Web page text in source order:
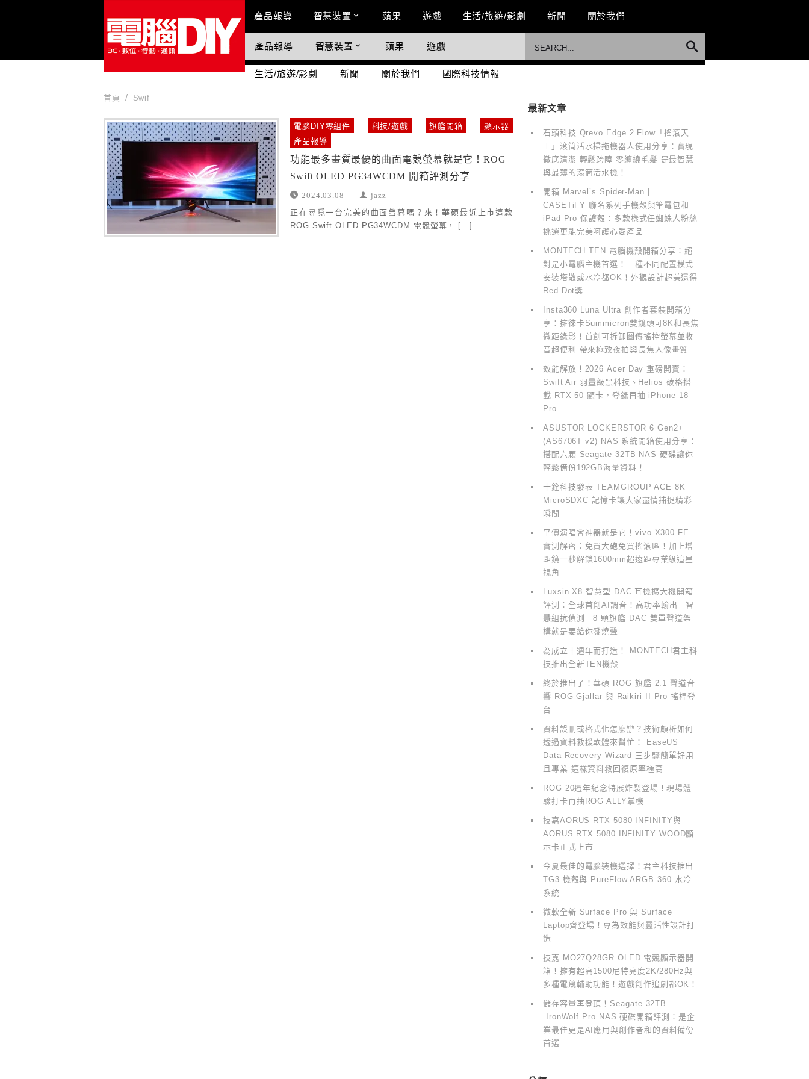
Main Menu
產品報導 智慧裝置 蘋果 遊戲 生活/旅遊/影劇 新聞 關於我們
國際科技情報
產品報導 智慧裝置 蘋果 遊戲
生活/旅遊/影劇 新聞 關於我們 國際科技情報
首頁 Swif
Swif 電腦DIY零組件 科技/遊戲 旗艦開箱
顯示器
產品報導
功能最多畫質最優的曲面電競螢幕就是它！ROG
Swift OLED PG34WCDM 開箱評測分享
2024.03.08 jazz
正在尋覓一台完美的曲面螢幕嗎？來！華碩最近上市這款
ROG Swift OLED PG34WCDM 電競螢幕， […]
最新文章
石頭科技 Qrevo Edge 2 Flow「搖滾天
王」滾筒活水掃拖機器人使用分享：實現
徹底清潔 輕鬆跨障 零纏繞毛髮 是最智慧
與最薄的滾筒活水機！
開箱 Marvel’s Spider-Man |
CASETiFY 聯名系列手機殼與筆電包和
iPad Pro 保護殼：多款樣式任蜘蛛人粉絲
挑選更能完美呵護心愛產品
MONTECH TEN 電腦機殼開箱分享：絕
對是小電腦主機首選！三種不同配置模式
安裝塔散或水冷都OK！外觀設計超美還得
Red Dot獎
Insta360 Luna Ultra 創作者套裝開箱分
享：擁徠卡Summicron雙鏡頭可8K和長焦
微距錄影！首創可拆卸圖傳搖控螢幕並收
音超便利 帶來極致夜拍與長焦人像畫質
效能解放！2026 Acer Day 重磅開賣：
Swift Air 羽量級黑科技、Helios 破格搭
載 RTX 50 顯卡，登錄再抽 iPhone 18
Pro
ASUSTOR LOCKERSTOR 6 Gen2+
(AS6706T v2) NAS 系統開箱使用分享：
搭配六顆 Seagate 32TB NAS 硬碟讓你
輕鬆備份192GB海量資料！
十銓科技發表 TEAMGROUP ACE 8K
MicroSDXC 記憶卡讓大家盡情捕捉精彩
瞬間
平價演唱會神器就是它！vivo X300 FE
實測解密：免買大砲免買搖滾區！加上增
距鏡一秒解鎖1600mm超遠距專業級追星
視角
Luxsin X8 智慧型 DAC 耳機擴大機開箱
評測：全球首創AI調音！高功率輸出＋智
慧組抗偵測＋8 顆旗艦 DAC 雙單聲道架
構就是要給你發燒聲
為成立十週年而打造！ MONTECH君主科
技推出全新TEN機殼
終於推出了！華碩 ROG 旗艦 2.1 聲道音
響 ROG Gjallar 與 Raikiri II Pro 搖桿登
台
資料誤刪或格式化怎麼辦？技術頗析如何
透過資料救援軟體來幫忙： EaseUS
Data Recovery Wizard 三步驟簡單好用
且專業 這樣資料救回復原率極高
ROG 20週年紀念特展炸裂登場！現場體
驗打卡再抽ROG ALLY掌機
技嘉AORUS RTX 5080 INFINITY與
AORUS RTX 5080 INFINITY WOOD顯
示卡正式上市
今夏最佳的電腦裝機選擇！君主科技推出
TG3 機殼與 PureFlow ARGB 360 水冷
系統
微軟全新 Surface Pro 與 Surface
Laptop齊登場！專為效能與靈活性設計打
造
技嘉 MO27Q28GR OLED 電競顯示器開
箱！擁有超高1500尼特亮度2K/280Hz與
多種電競輔助功能！遊戲創作追劇都OK！
儲存容量再登頂！Seagate 32TB
IronWolf Pro NAS 硬碟開箱評測：是企
業最佳更是AI應用與創作者和的資料備份
首選